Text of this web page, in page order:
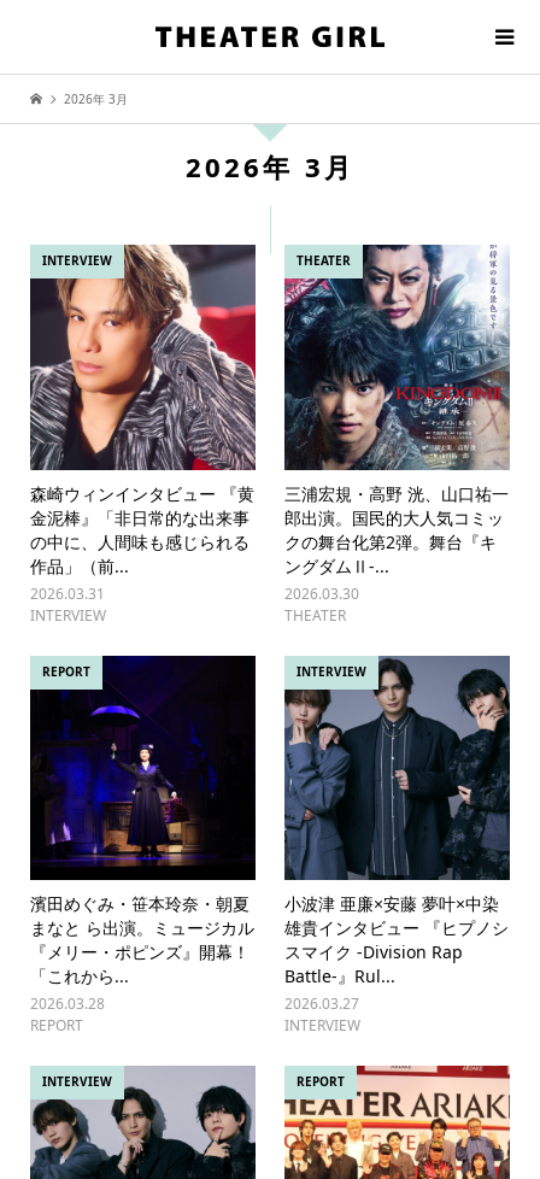
2026年 3月
2026年 3月
INTERVIEW
森崎ウィンインタビュー 『黄
金泥棒』「非日常的な出来事
の中に、人間味も感じられる
作品」（前...
2026.03.31
INTERVIEW
THEATER
三浦宏規・高野 洸、山口祐一
郎出演。国民的大人気コミッ
クの舞台化第2弾。舞台『キ
ングダムⅡ-...
2026.03.30
THEATER
REPORT
濱田めぐみ・笹本玲奈・朝夏
まなと ら出演。ミュージカル
『メリー・ポピンズ』開幕！
「これから...
2026.03.28
REPORT
INTERVIEW
小波津 亜廉×安藤 夢叶×中染
雄貴インタビュー 『ヒプノシ
スマイク -Division Rap
Battle-』Rul...
2026.03.27
INTERVIEW
INTERVIEW REPORT